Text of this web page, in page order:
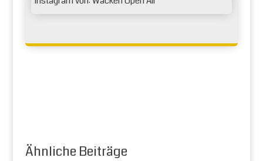
Ähnliche Beiträge